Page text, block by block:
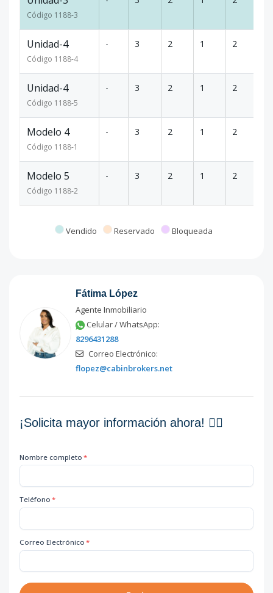
Código 1188-3
Unidad-4
Código 1188-4
- 3 2 1 2
Unidad-4
Código 1188-5
- 3 2 1 2
Modelo 4
Código 1188-1
- 3 2 1 2
Modelo 5
Código 1188-2
- 3 2 1 2
Vendido Reservado Bloqueada
Fátima López
Agente Inmobiliario
Celular / WhatsApp:
8296431288
Correo Electrónico:
flopez@cabinbrokers.net
¡Solicita mayor información ahora! 👇🏽
Nombre completo *
Teléfono *
Correo Electrónico *